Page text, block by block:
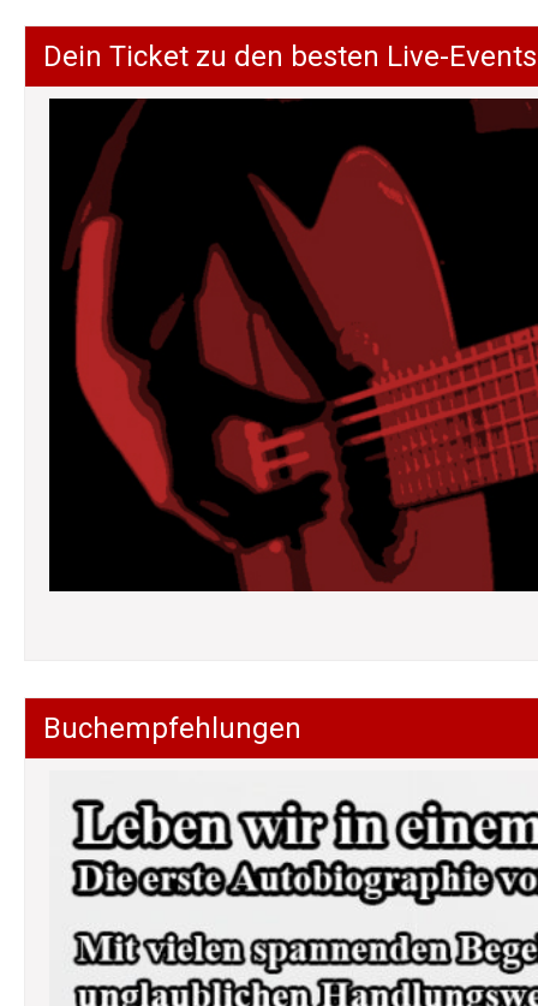
Dein Ticket zu den besten Live-Events
Buchempfehlungen